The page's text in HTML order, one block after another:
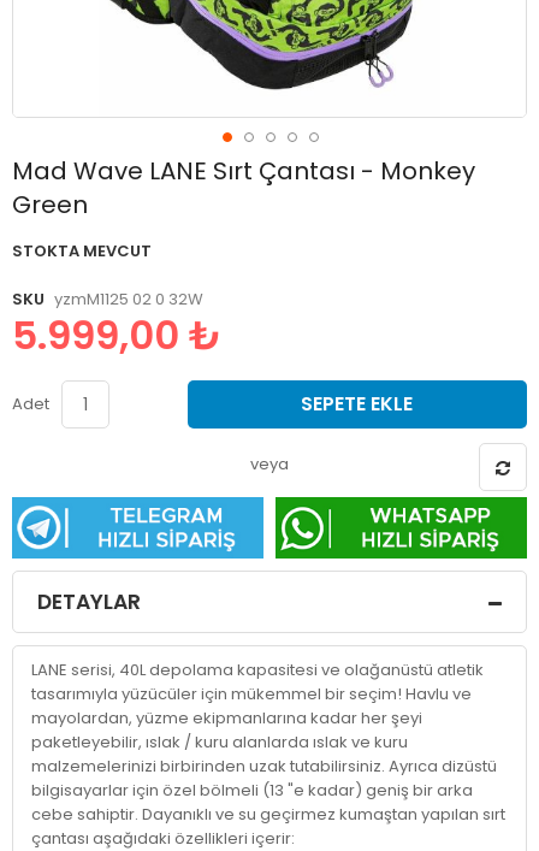
Mad Wave LANE Sırt Çantası - Monkey
Green
STOKTA MEVCUT
SKU yzmM1125 02 0 32W
5.999,00 ₺
Adet SEPETE EKLE
veya
Resim
başlangıcına
DETAYLAR
LANE serisi, 40L depolama kapasitesi ve olağanüstü atletik
tasarımıyla yüzücüler için mükemmel bir seçim! Havlu ve
mayolardan, yüzme ekipmanlarına kadar her şeyi
paketleyebilir, ıslak / kuru alanlarda ıslak ve kuru
malzemelerinizi birbirinden uzak tutabilirsiniz. Ayrıca dizüstü
bilgisayarlar için özel bölmeli (13 "e kadar) geniş bir arka
cebe sahiptir. Dayanıklı ve su geçirmez kumaştan yapılan sırt
çantası aşağıdaki özellikleri içerir: